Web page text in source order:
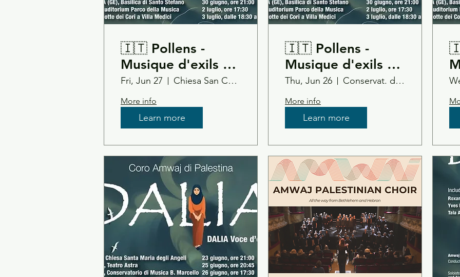
🇮🇹 Pollens -
Musique d'exils //
Dalia Voce d'esilio
// Amwaj Choir -
Modena
Fri, Jun 27 Chiesa San Carlo - Modena
More info
Learn more
🇮🇹 Pollens -
Musique d'exils //
Dalia Voce d'esilio
// Amwaj Choir -
Venice
Thu, Jun 26 Conservat. di Musica B. Marcello -Venice
More info
Learn more
🇮🇹